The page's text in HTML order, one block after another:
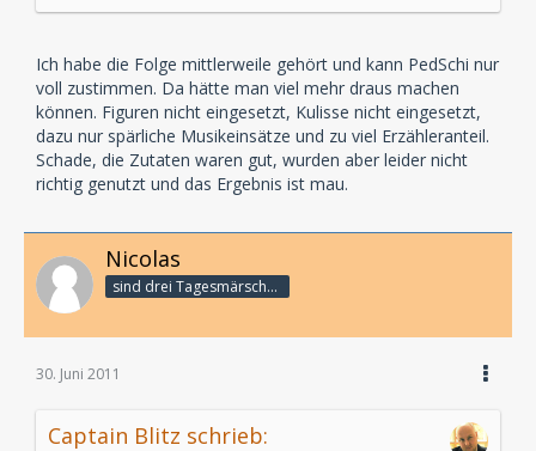
Ich habe die Folge mittlerweile gehört und kann PedSchi nur
voll zustimmen. Da hätte man viel mehr draus machen
können. Figuren nicht eingesetzt, Kulisse nicht eingesetzt,
dazu nur spärliche Musikeinsätze und zu viel Erzähleranteil.
Schade, die Zutaten waren gut, wurden aber leider nicht
richtig genutzt und das Ergebnis ist mau.
Nicolas
sind drei Tagesmärsche bis zum Subway ...
30. Juni 2011
Captain Blitz schrieb: